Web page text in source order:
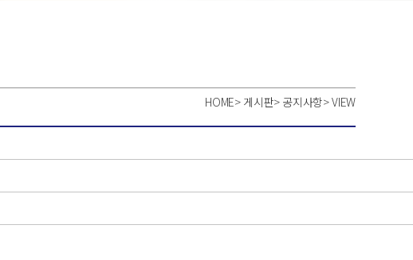
HOME> 게시판> 공지사항>VIEW